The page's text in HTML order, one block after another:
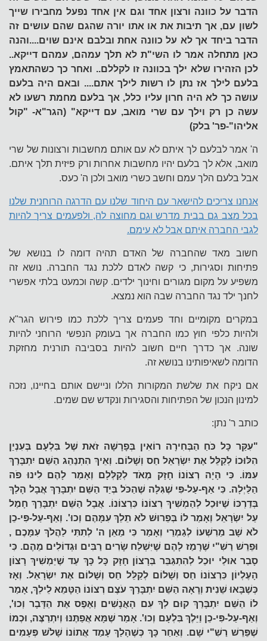
הדבר על כוונה ורצון אחד וגם אין אחד נפעל מחבירו שייך
לשון עם, אך תיבות את או אתו יורה שהגם שהם עושים זה
הדבר ביחד אך לא על כוונה אחת ובלבם אינם שוים....והנה
כאן מתחלה אמר לו השי"ת לא תלך עמהם, עמהם דייקא..
לכן הזהירו שלא ילך בכוונה זו לקללם.. ואחר כך כשהתאמץ
בלעם לילך אז נתן לו רשות לילך אתם.... ובאם היה בלעם
עושה כך לא היה חרון עליו כלל, אך בלעם מחמת רשעו לא
עשה כן רק וילך עם שרי מואב, עם דייקא" (הגר"א- "קול
אליהו"-פר' בלק)
ה' אמר לבלעם לך איתם לא עם אותם מחשבות ורצונות של שרי
מואב, אלא לך בלעם יהיו מחשבות אחרות ורק פיזית תלך איתם.
אבל בלעם הלך עמם וחשב כשרי מואב ולכן ה' כעס.
אנחנו צריכים להישאר עם היחוד שלנו עם הדרגה הרוחנית שלנו
בכל מצב גם בבית מדרש וגם מחוצה לה, ולפעמים צריך להיות
לגבי החברה איתם אבל לא עימם.
חשוב מאד שהחברה של האדם תהיה דומה לו בנושא של
פתיחות וסגירות, כי קשה לאדם ללכת נגד החברה. נושא זה
משפיע על מקום מגורים וחינוך ילדים. קשה וכמעט בלתי אפשרי
לחנך ילד נגד החברה שבה הוא נמצא.
במקרים מקומיים וחד פעמים צריך ללכת כמו פירוש הגר"א
ולהיות כלפי חוץ כמו החברה אך בעומק הנפשי הרוחני להיות
שונה. אך כדרך חיים חשוב להיות בסביבה תורנית מחזקת
הדומה לשאיפותינו בנושא זה.
אם ניקח את שלשת המקורות הללו וניישם אותם בחיינו, נזכה
למינון הנכון של הפתיחות והסגירות ונקדש שם שמים.
כותב ר' נתן:
"עִקַּר כָּל כֹּחַ הַבְּחִירָה רוֹאִין בְּפָרָשָׁה זֹאת שֶׁל בִּלְעָם בְּעִנְיַן
הִלּוּכוֹ לְקַלֵּל אֶת יִשְׂרָאֵל חַס וְשָׁלוֹם. וְאֵיךְ הִתְנַהֵג הַשֵּׁם יִתְבָּרַךְ
עִמּוֹ. כִּי הָיָה רְצוֹנוֹ חָזָק מְאֹד לְקַלְּלָם וְאָמַר לָהֶם לִינוּ פֹה
הַלַּיְלָה. כִּי אַף-עַל-פִּי שֶׁגִּלָּה שֶׁהַכֹּל בְּיַד הַשֵּׁם יִתְבָּרַךְ אֲבָל הָלַךְ
בְּדַרְכּוֹ שֶׁיּוּכַל לְהַמְשִׁיךְ רְצוֹנוֹ כִּרְצוֹנוֹ. אֲבָל הַשֵּׁם יִתְבָּרַךְ חָמַל
עַל יִשְׂרָאֵל וְאָמַר לוֹ בְּפֵרוּשׁ לֹא תֵלֵךְ עִמָּהֶם וְכוּ'. וְאַף-עַל-פִּי-כֵן
לֹא שָׁב מֵרִשְׁעוֹ לְגַמְרֵי וְאָמַר כִּי מֵאֵן ה' לְתִתִּי לַהֲלֹךְ עִמָּכֶם ,
וּפֵרֵשׁ רַשִׁ"י שֶׁרָמַז לָהֶם שֶׁיִּשְׁלַח שָׂרִים רַבִּים וּגְדוֹלִים מֵהֶם. כִּי
סָבַר אוּלַי יוּכַל לְהִתְגַּבֵּר בְּרָצוֹן חָזָק כָּל כָּךְ עַד שֶׁיַּמְשִׁיךְ רָצוֹן
הָעֶלְיוֹן כִּרְצוֹנוֹ חַס וְשָׁלוֹם לְקַלֵּל חַס וְשָׁלוֹם אֶת יִשְׂרָאֵל. וְאָז
כְּשֶׁבָּאוּ שֵׁנִית וְרָאָה הַשֵּׁם יִתְבָּרַךְ עֹצֶם רְצוֹנוֹ הַטָּמֵא לֵילֵךְ, אָמַר
לוֹ הַשֵּׁם יִתְבָּרַךְ קוּם לְךָ עִם הָאֲנָשִׁים וְאֶפֶס אֶת הַדָּבָר וְכוּ',
וְאַף-עַל-פִּי-כֵן וַיֵּלֶךְ בִּלְעָם וְכוּ'. אָמַר שֶׁמָּא אֲפַתֶּנּוּ וְיִתְרַצֶּה, וּכְמוֹ
שֶׁפֵּרֵשׁ רַשִׁ"י שָׁם. וְאַחַר כָּךְ כְּשֶׁהָלַךְ עָמַד אֲתוֹנוֹ שָׁלֹשׁ פְּעָמִים